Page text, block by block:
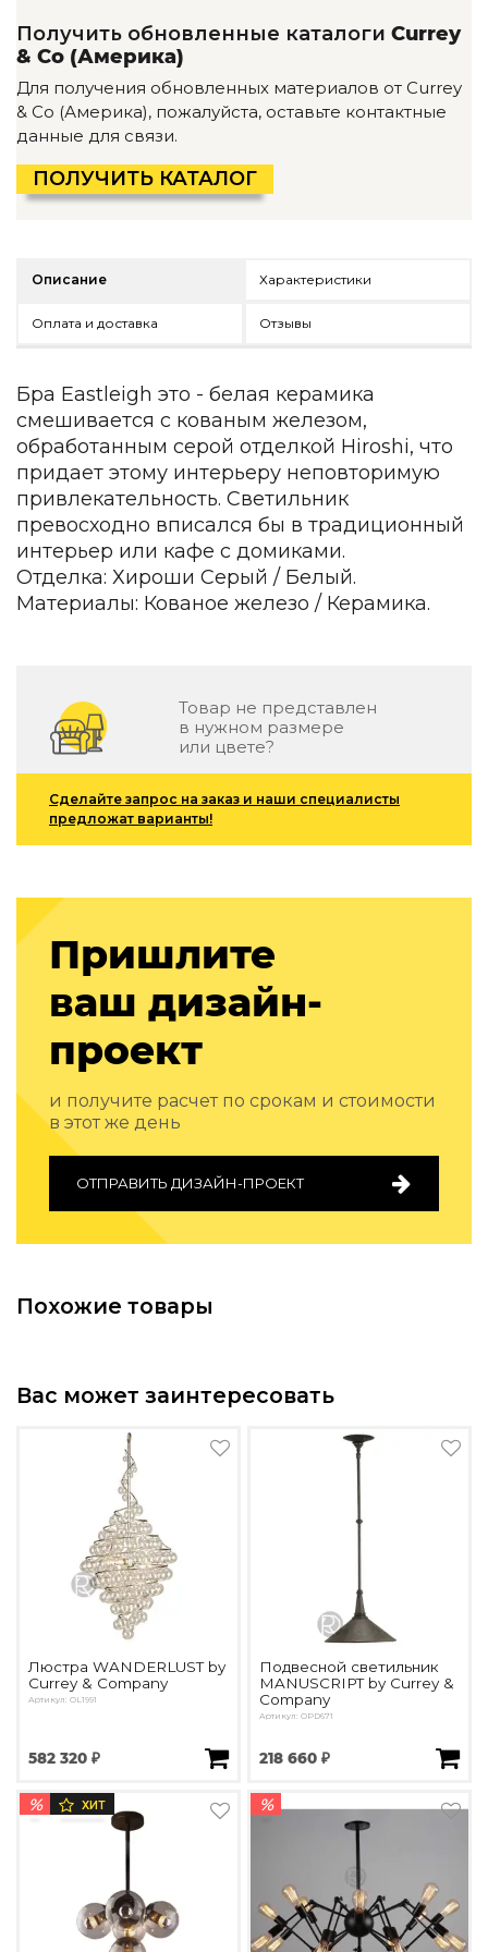
Уличная и садовая мебель
Фитнес и wellness-оборудование
Коллекции
ROOM — Modern
INTERRA — Soft Modern
ARTOPIA — Mid-Century
DAYZ — Ethno
Предметы интерьера
Зеркала
Вентиляторы
Ковры
Зеленые стены
Дизайнерские кальяны
Подбор, производство и комплектация по вашему
Сантехника и инженерия
Отделка и ремонт
Стены
Акустические панели
Стеновые декоративные панели
для террас
Камень
Изделия из натурального мрамора и камня
Светящийся камень
Подбор, производство и комплектация по вашему
Получить обновленные каталоги Currey
& Co (Америка)
Для получения обновленных материалов от Currey
& Co (Америка), пожалуйста, оставьте контактные
данные для связи.
ПОЛУЧИТЬ КАТАЛОГ
Описание Характеристики
Оплата и доставка Отзывы
Бра Eastleigh это - белая керамика
смешивается с кованым железом,
обработанным серой отделкой Hiroshi, что
придает этому интерьеру неповторимую
привлекательность. Светильник
превосходно вписался бы в традиционный
интерьер или кафе с домиками.
Отделка: Хироши Серый / Белый.
Материалы: Кованое железо / Керамика.
Товар не представлен
в нужном размере
или цвете?
Сделайте запрос на заказ и наши специалисты
предложат варианты!
Пришлите
ваш дизайн-
проект
и получите расчет по срокам и стоимости
в этот же день
ОТПРАВИТЬ ДИЗАЙН-ПРОЕКТ
Похожие товары
Вас может заинтересовать
Люстра WANDERLUST by
Currey & Company
Артикул: OL1991
582 320 ₽
Подвесной светильник
MANUSCRIPT by Currey &
Company
Артикул: OPD671
218 660 ₽
% ХИТ %